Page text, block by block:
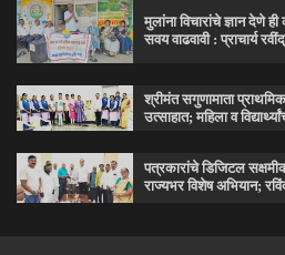
मुलांना विचारांचे ज्ञान देणे
सवय वाढवावी : प्राचार्य
श्रीमंत सगुणामाता प्राथमिक
उत्साहात; महिला व
पत्रकारांचे डिजिटल
राज्यभर विशेष अभियान;